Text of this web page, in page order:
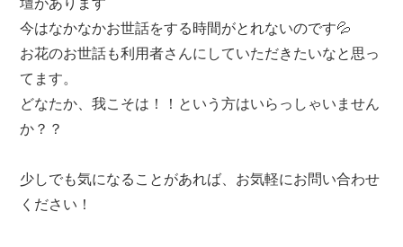
今はなかなかお世話をする時間がとれないのです💦
お花のお世話も利用者さんにしていただきたいなと思っ
てます。
どなたか、我こそは！！という方はいらっしゃいません
か？？
少しでも気になることがあれば、お気軽にお問い合わせ
ください！